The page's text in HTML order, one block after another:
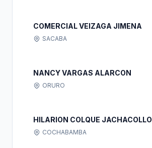
COMERCIAL VEIZAGA JIMENA
SACABA
NANCY VARGAS ALARCON
ORURO
HILARION COLQUE JACHACOLLO
COCHABAMBA